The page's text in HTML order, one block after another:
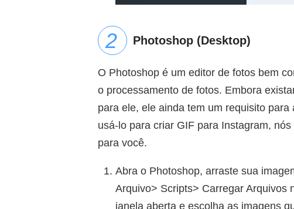
Photoshop (Desktop)
O Photoshop é um editor de fotos bem
o processamento de fotos. Embora
para ele, ele ainda tem um requisito
usá-lo para criar GIF para Instagram,
para você.
Abra o Photoshop, arraste sua
Arquivo> Scripts> Carregar Arquivos
janela aberta e escolha as imagens